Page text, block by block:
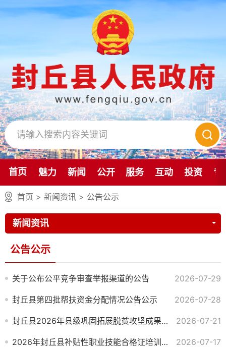
首页 魅力 新闻 公开 服务 互动 投资 专
首页 > 新闻资讯 > 公告公示
新闻资讯
公告公示
关于公布公平竞争审查举报渠道的公告 2026-07-29
封丘县第四批帮扶资金分配情况公告公示 2026-07-28
封丘县2026年县级巩固拓展脱贫攻坚成果和乡村振兴项目库（调整）公告 2026-07-21
2026年封丘县补贴性职业技能合格证培训补贴情况公告公示 2026-07-17